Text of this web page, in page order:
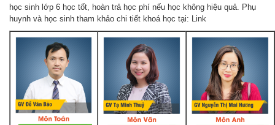
học sinh lớp 6 học tốt, hoàn trả học phí nếu học không hiệu quả. Phụ
huynh và học sinh tham khảo chi tiết khoá học tại: Link